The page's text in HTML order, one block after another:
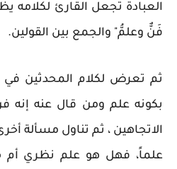
العبادة تجعل القارئ لكلامه
فَنٌّ وعلمُّ" والجمع بين القولين.
ثم تعرض لكلام المحدثين في
بكونه علم ومن قال عنه إنه
الاتجاهين ، ثم تناول مسألة
علماً، فهل هو علم نظري أم